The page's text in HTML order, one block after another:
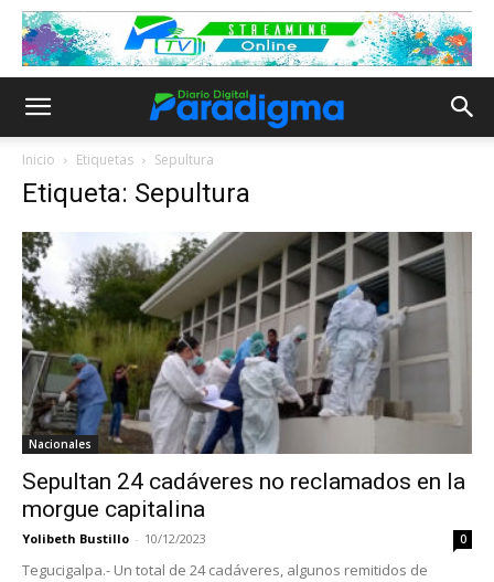
Inicio Etiquetas Sepultura
Etiqueta: Sepultura
Nacionales
Sepultan 24 cadáveres no reclamados en la
morgue capitalina
Yolibeth Bustillo - 10/12/2023 0
Tegucigalpa.- Un total de 24 cadáveres, algunos remitidos de